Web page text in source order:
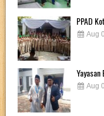
PPAD
Aug
Yayasan
Aug